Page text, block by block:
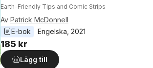
Earth-Friendly Tips and Comic Strips
Av Patrick McDonnell
E-bok
Engelska 2021
185 kr
Lägg till